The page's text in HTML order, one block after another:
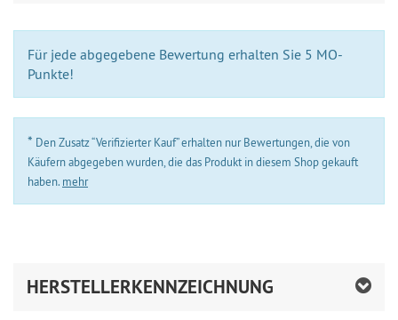
Für jede abgegebene Bewertung erhalten Sie 5 MO-
Punkte!
* Den Zusatz “Verifizierter Kauf” erhalten nur Bewertungen, die von
Käufern abgegeben wurden, die das Produkt in diesem Shop gekauft
haben. mehr
HERSTELLERKENNZEICHNUNG